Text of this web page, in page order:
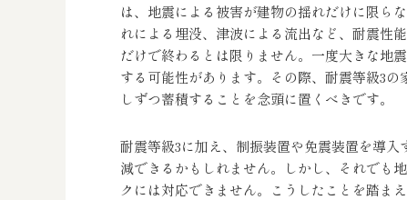
は、地震による被害が建物の揺れだけに限ら
れによる埋没、津波による流出など、耐震性
だけで終わるとは限りません。一度大きな地
する可能性があります。その際、耐震等級3
しずつ蓄積することを念頭に置くべきです。
耐震等級3に加え、制振装置や免震装置を導
減できるかもしれません。しかし、それでも
クには対応できません。こうしたことを踏ま